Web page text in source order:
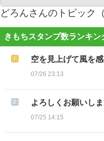
どろんさんのトピック
きもちスタンプ数ランキン
空を見上げて風を
07/26 23:13
よろしくお願いしま
07/25 14:15